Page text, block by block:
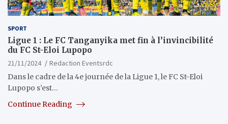
SPORT
Ligue 1 : Le FC Tanganyika met fin à l’invincibilité
du FC St-Eloi Lupopo
21/11/2024
Redaction Eventsrdc
Dans le cadre de la 4e journée de la Ligue 1, le FC St-Eloi
Lupopo s’est…
Continue Reading